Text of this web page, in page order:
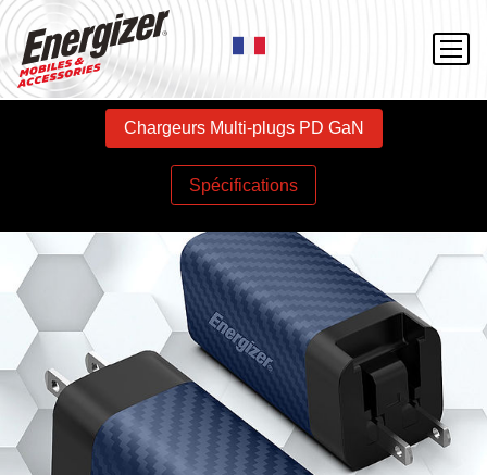
Chargeurs Multi-plugs PD GaN
Spécifications